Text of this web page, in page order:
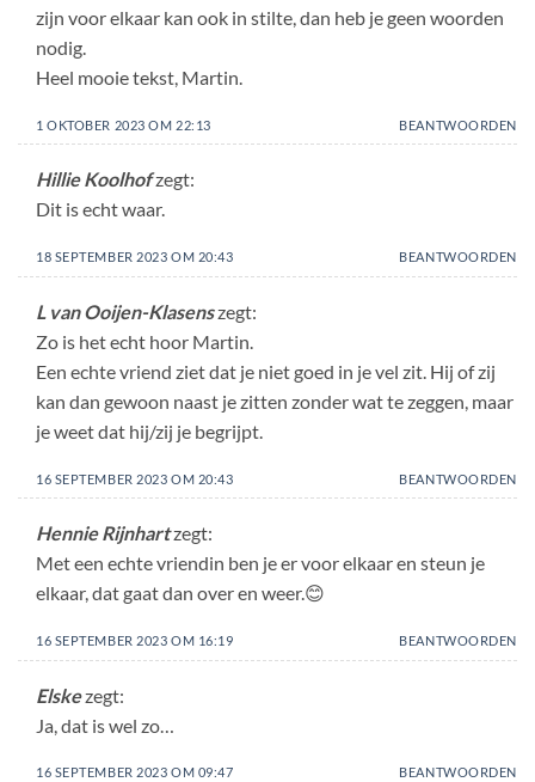
zijn voor elkaar kan ook in stilte, dan heb je geen woorden
nodig.
Heel mooie tekst, Martin.
1 OKTOBER 2023 OM 22:13 BEANTWOORDEN
Hillie Koolhofzegt:
Dit is echt waar.
18 SEPTEMBER 2023 OM 20:43 BEANTWOORDEN
L van Ooijen-Klasenszegt:
Zo is het echt hoor Martin.
Een echte vriend ziet dat je niet goed in je vel zit. Hij of zij
kan dan gewoon naast je zitten zonder wat te zeggen, maar
je weet dat hij/zij je begrijpt.
16 SEPTEMBER 2023 OM 20:43 BEANTWOORDEN
Hennie Rijnhartzegt:
Met een echte vriendin ben je er voor elkaar en steun je
elkaar, dat gaat dan over en weer.😊
16 SEPTEMBER 2023 OM 16:19 BEANTWOORDEN
Elskezegt:
Ja, dat is wel zo…
16 SEPTEMBER 2023 OM 09:47 BEANTWOORDEN